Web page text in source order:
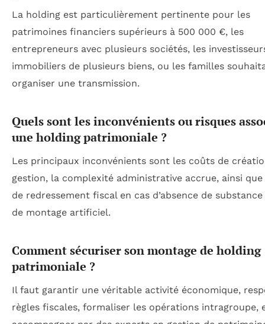
La holding est particulièrement pertinente pour les
patrimoines financiers supérieurs à 500 000 €, les
entrepreneurs avec plusieurs sociétés, les
immobiliers de plusieurs biens, ou les familles
organiser une transmission.
Quels sont les inconvénients ou risques
une holding patrimoniale ?
Les principaux inconvénients sont les coûts de
gestion, la complexité administrative accrue, ainsi
de redressement fiscal en cas d’absence de
de montage artificiel.
Comment sécuriser son montage de holding
patrimoniale ?
Il faut garantir une véritable activité économique,
règles fiscales, formaliser les opérations intragroupe,